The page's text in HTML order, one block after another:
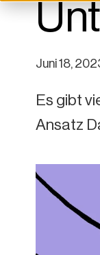
Juni 18,
Es gibt
Ansatz